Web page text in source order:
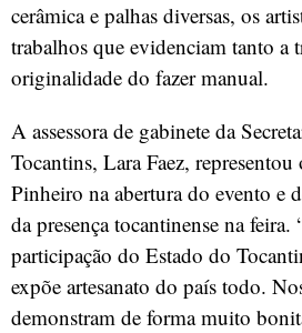
cerâmica e palhas diversas, os
trabalhos que evidenciam tanto a
originalidade do fazer manual.
A assessora de gabinete da
Tocantins, Lara Faez,
Pinheiro na abertura do evento e
da presença tocantinense na
participação do Estado do
expõe artesanato do país todo.
demonstram de forma muito